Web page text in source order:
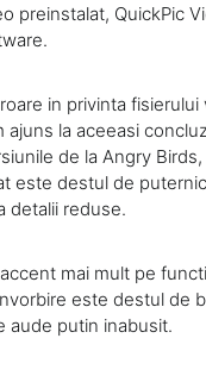
preinstalat, QuickPic
in privinta
ajuns la aceeasi
de la Angry
este destul de
detalii reduse.
mai mult pe
este destul de
aude putin inabusit.